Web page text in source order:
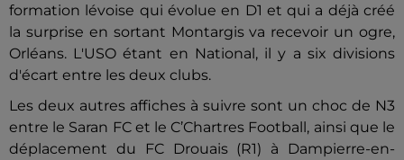
formation lévoise qui évolue en D1 et qui a déjà créé
la surprise en sortant Montargis va recevoir un ogre,
Orléans. L'USO étant en National, il y a six divisions
d'écart entre les deux clubs.
Les deux autres affiches à suivre sont un choc de N3
entre le Saran FC et le C’Chartres Football, ainsi que le
déplacement du FC Drouais (R1) à Dampierre-en-